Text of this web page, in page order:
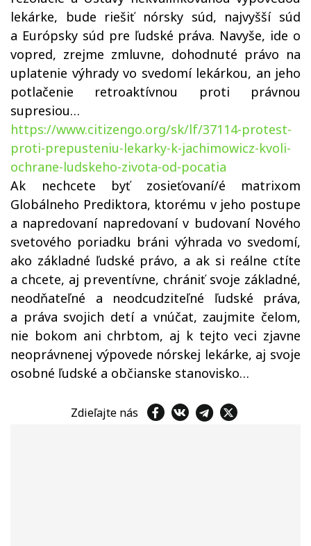
lekárke, bude riešiť nórsky súd, najvyšší súd
a Európsky súd pre ľudské práva. Navyše, ide o
vopred, zrejme zmluvne, dohodnuté právo na
uplatenie výhrady vo svedomí lekárkou, an jeho
potlačenie retroaktívnou proti právnou
supresiou…
https://www.citizengo.org/sk/lf/37114-protest-
proti-prepusteniu-lekarky-k-jachimowicz-kvoli-
ochrane-ludskeho-zivota-od-pocatia
Ak nechcete byť zosieťovaní/é matrixom
Globálneho Prediktora, ktorému v jeho postupe
a napredovaní napredovaní v budovaní Nového
svetového poriadku bráni výhrada vo svedomí,
ako základné ľudské právo, a ak si reálne ctíte
a chcete, aj preventívne, chrániť svoje základné,
neodňateľné a neodcudziteľné ľudské práva,
a práva svojich detí a vnúčat, zaujmite čelom,
nie bokom ani chrbtom, aj k tejto veci zjavne
neoprávnenej výpovede nórskej lekárke, aj svoje
osobné ľudské a občianske stanovisko…
Zdieľajte nás